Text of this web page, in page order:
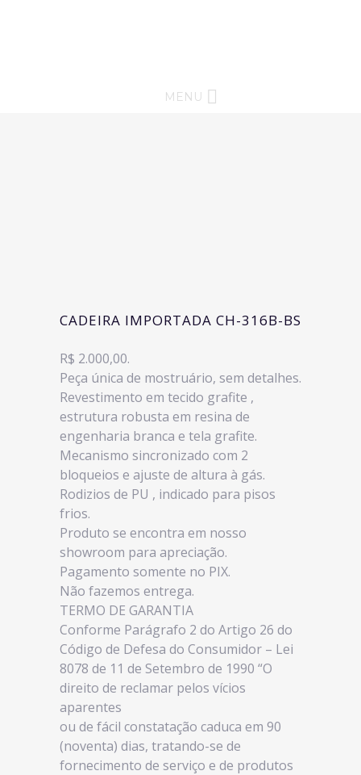
MENU
CADEIRA IMPORTADA CH-316B-BS
R$ 2.000,00.
Peça única de mostruário, sem detalhes.
Revestimento em tecido grafite ,
estrutura robusta em resina de
engenharia branca e tela grafite.
Mecanismo sincronizado com 2
bloqueios e ajuste de altura à gás.
Rodizios de PU , indicado para pisos
frios.
Produto se encontra em nosso
showroom para apreciação.
Pagamento somente no PIX.
Não fazemos entrega.
TERMO DE GARANTIA
Conforme Parágrafo 2 do Artigo 26 do
Código de Defesa do Consumidor – Lei
8078 de 11 de Setembro de 1990 “O
direito de reclamar pelos vícios
aparentes
ou de fácil constatação caduca em 90
(noventa) dias, tratando-se de
fornecimento de serviço e de produtos